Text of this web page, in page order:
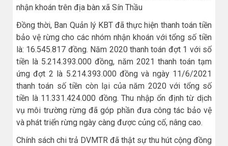
nhận khoán trên địa bàn xã Sín Thầu
Đồng thời, Ban Quản lý KBT đã thực hiện thanh toán tiền
bảo vệ rừng cho các nhóm nhận khoán với tổng số tiền
là: 16.545.817 đồng. Năm 2020 thanh toán đợt 1 với số
tiền là 5.214.393.000 đồng, năm 2021 thanh toán tạm
ứng đợt 2 là 5.214.393.000 đồng và ngày 11/6/2021
thanh toán số tiền còn lại của năm 2020 với tổng số
tiền là 11.331.424.000 đồng. Thu nhập ổn định từ dịch
vụ môi trường rừng đã góp phần đưa công tác bảo vệ
và phát triển rừng ngày càng được củng cố, nâng cao.
Chính sách chi trả DVMTR đã thật sự thu hút cộng đồng